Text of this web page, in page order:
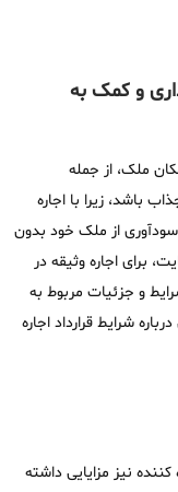
و کمک به
ملک، از جمله
باشد، زیرا با اجاره
سودآوری از ملک خود بدون
برای اجاره وثیقه در
و جزئیات مربوط به
شرایط قرارداد اجاره
نیز مزایایی داشته